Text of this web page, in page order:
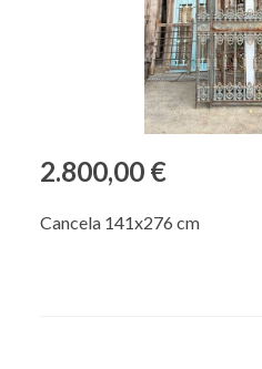
2.800,00 €
Cancela 141x276 cm